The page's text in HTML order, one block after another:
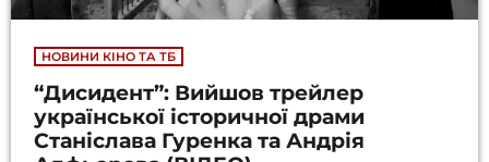
НОВИНИ КІНО ТА ТБ
“Дисидент”: Вийшов трейлер
української історичної драми
Станіслава Гуренка та Андрія